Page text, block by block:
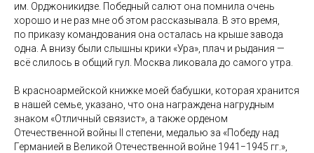
им. Орджоникидзе. Победный салют она помнила очень
хорошо и не раз мне об этом рассказывала. В это время,
по приказу командования она осталась на крыше завода
одна. А внизу были слышны крики «Ура», плач и рыдания —
всё слилось в общий гул. Москва ликовала до самого утра.
В красноармейской книжке моей бабушки, которая хранится
в нашей семье, указано, что она награждена нагрудным
знаком «Отличный связист», а также орденом
Отечественной войны II степени, медалью за «Победу над
Германией в Великой Отечественной войне 1941−1945 гг.»,